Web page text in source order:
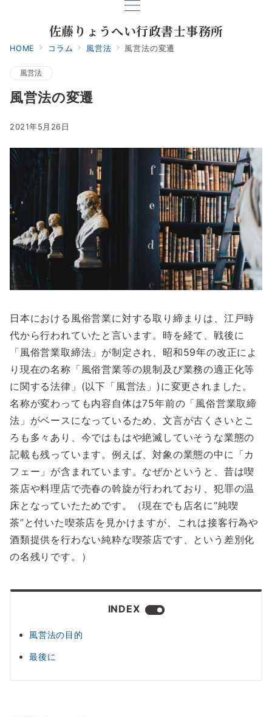
佐藤りょうへい行政書士事務所
HOME コラム 風営法 風営法の変遷
風営法
風営法の変遷
2021年5月26日
日本における風俗営業に対する取り締まりは、江戸時
代から行われていたと言います。時を経て、戦後に
「風俗営業取締法」が制定され、昭和59年の改正によ
り現在の名称「風俗営業等の規制及び業務の適正化等
に関する法律」(以下「風営法」)に変更されました。
名称が変わっても内容自体は75年前の「風俗営業取締
法」がベースになっているため、文言が古くさいとこ
ろも多々あり、今ではもはや絶滅していそうな業態の
記載も残っています。例えば、対象の業態の中に「カ
フェー」が含まれています。なぜかというと、昔は喫
茶店や料理店で売春の斡旋が行われており、犯罪の温
床となっていたためです。（現在でも店名に“純喫
茶”と付いた喫茶店を見かけますが、これは接客行為や
酒類提供を行わない純粋な喫茶店です、という差別化
の名残りです。）
INDEX
風営法の目的
最後に